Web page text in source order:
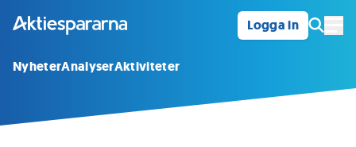
Logga in
NyheterAnalyserAktiviteter